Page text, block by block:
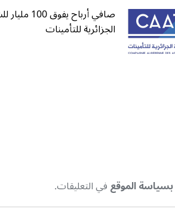
صافي أرباح يفوق
الجزائرية للتأمينات
بسياسة الموقعفي التعليقات.